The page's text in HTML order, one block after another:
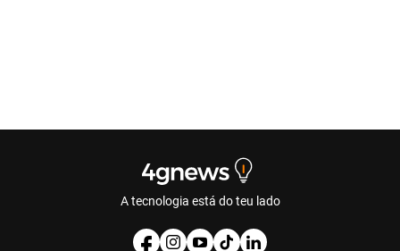
A tecnologia está do teu lado